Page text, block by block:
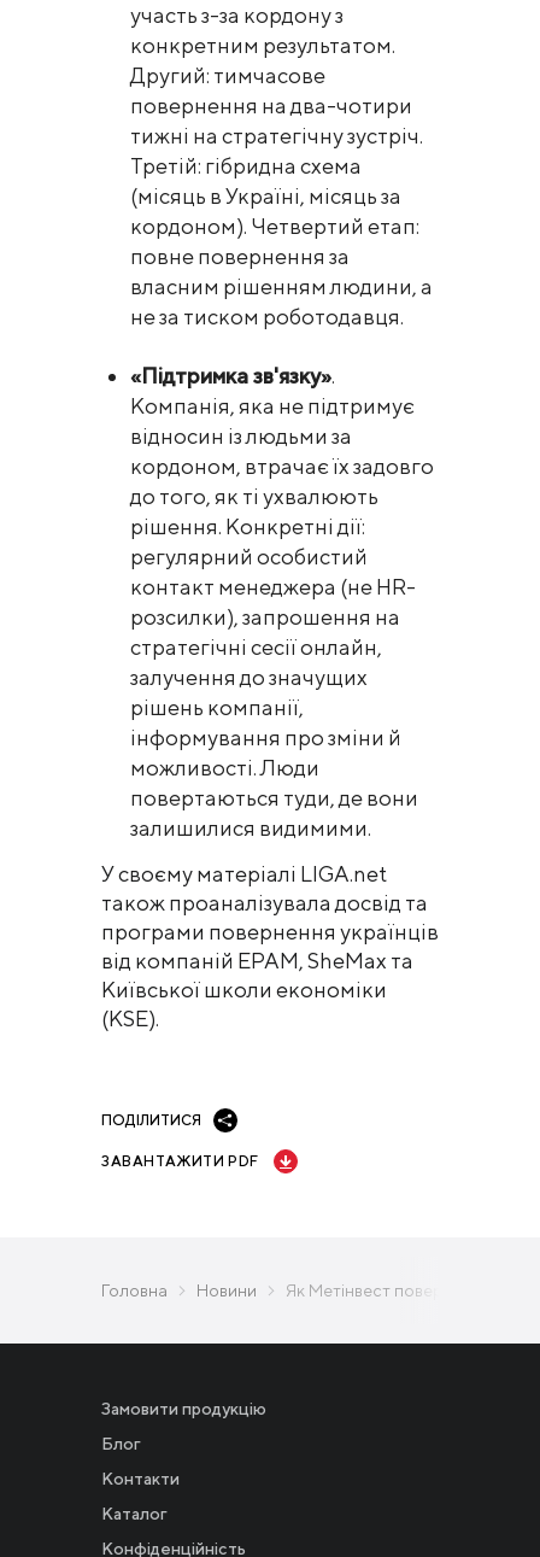
участь з-за кордону з
конкретним результатом.
Другий: тимчасове
повернення на два-чотири
тижні на стратегічну зустріч.
Третій: гібридна схема
(місяць в Україні, місяць за
кордоном). Четвертий етап:
повне повернення за
власним рішенням людини, а
не за тиском роботодавця.
«Підтримка зв'язку».
Компанія, яка не підтримує
відносин із людьми за
кордоном, втрачає їх задовго
до того, як ті ухвалюють
рішення. Конкретні дії:
регулярний особистий
контакт менеджера (не HR-
розсилки), запрошення на
стратегічні сесії онлайн,
залучення до значущих
рішень компанії,
інформування про зміни й
можливості. Люди
повертаються туди, де вони
залишилися видимими.
У своєму матеріалі LIGA.net
також проаналізувала досвід та
програми повернення українців
від компаній EPAM, SheMax та
Київської школи економіки
(KSE).
ПОДІЛИТИСЯ
ЗАВАНТАЖИТИ PDF
Головна Новини Як Метінвест повертає молодь
Замовити продукцію
Блог
Контакти
Каталог
Конфіденційність